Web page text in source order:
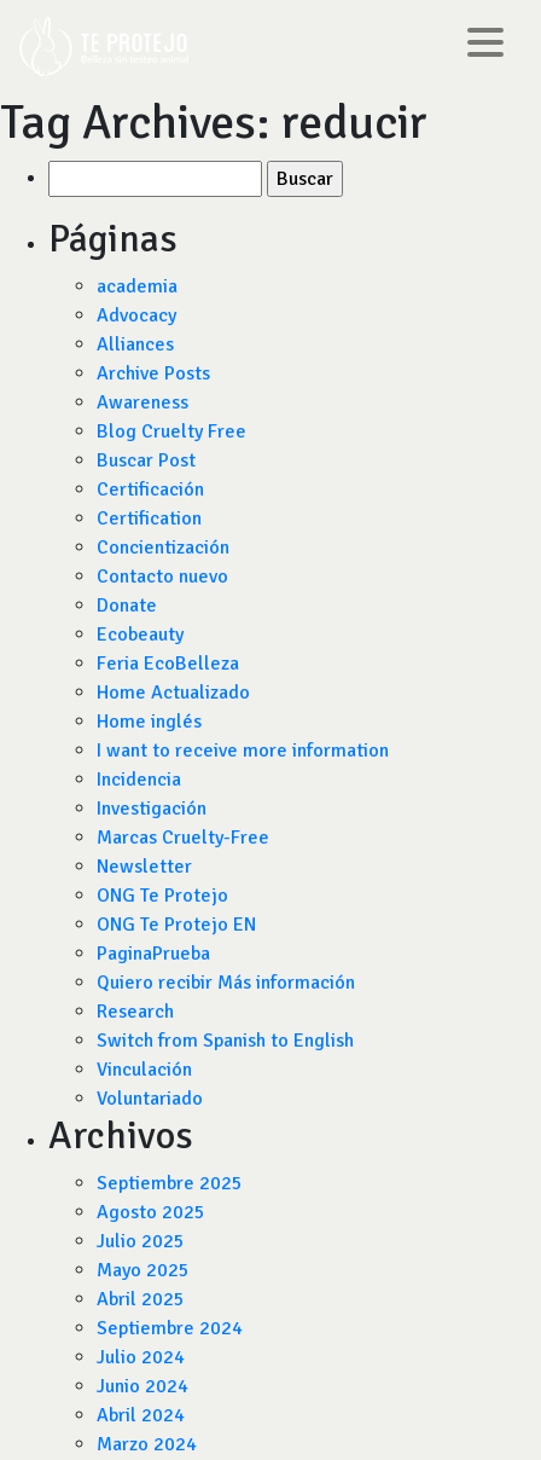
Tag Archives: reducir
por:
Páginas
academia
Advocacy
Alliances
Archive Posts
Awareness
Blog Cruelty Free
Buscar Post
Certificación
Certification
Concientización
Contacto nuevo
Donate
Ecobeauty
Feria EcoBelleza
Home Actualizado
Home inglés
I want to receive more information
Incidencia
Investigación
Marcas Cruelty-Free
Newsletter
ONG Te Protejo
ONG Te Protejo EN
PaginaPrueba
Quiero recibir Más información
Research
Switch from Spanish to English
Vinculación
Voluntariado
Archivos
Septiembre 2025
Agosto 2025
Julio 2025
Mayo 2025
Abril 2025
Septiembre 2024
Julio 2024
Junio 2024
Abril 2024
Marzo 2024